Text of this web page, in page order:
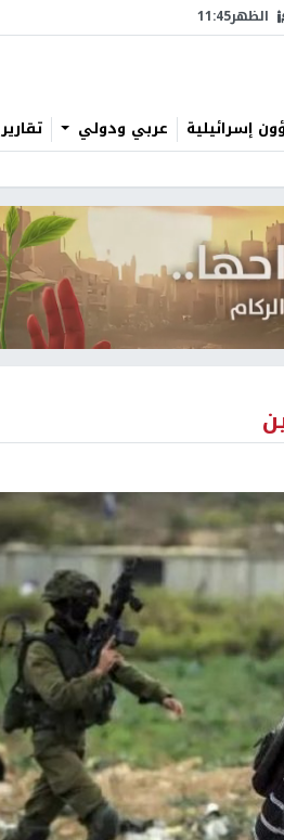
الظهر11:45
إسرائيلية عربي ودولي تقارير